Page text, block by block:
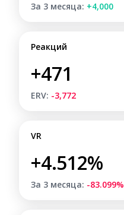
За 3 месяца: +4,000
Реакций
+471
ERV: -3,772
VR
+4.512%
За 3 месяца: -83.099%